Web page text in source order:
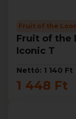
Fruit of the
Fruit of the
Iconic T
Nettó: 1 140 Ft
1 448 Ft